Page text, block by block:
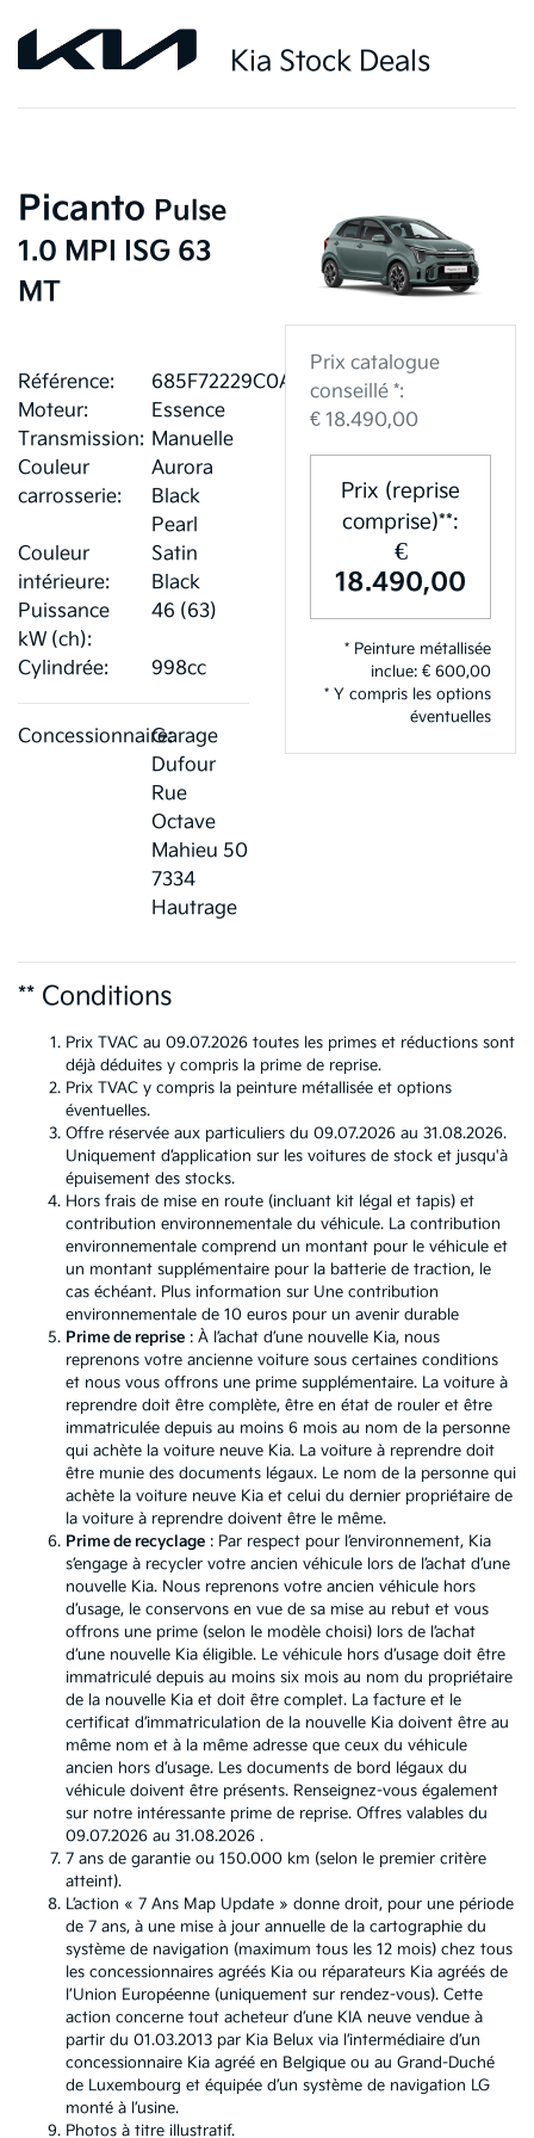
Kia Stock Deals
Picanto Pulse
1.0 MPI ISG 63
MT
Référence:
685F72229C0A6
Moteur:
Essence
Transmission: Manuelle
Couleur
carrosserie:
Aurora
Black
Pearl
Couleur
intérieure:
Satin
Black
Puissance
kW (ch):
46 (63)
Cylindrée: 998cc
Concessionnaire:Garage
Dufour
Rue
Octave
Mahieu 50
7334
Hautrage
Prix catalogue
conseillé *:
€ 18.490,00
Prix (reprise
comprise)**:
€
18.490,00
* Peinture métallisée
inclue: € 600,00
* Y compris les options
éventuelles
** Conditions
Prix TVAC au 09.07.2026 toutes les primes et réductions sont
déjà déduites y compris la prime de reprise.
Prix TVAC y compris la peinture métallisée et options
éventuelles.
Offre réservée aux particuliers du 09.07.2026 au 31.08.2026.
Uniquement d’application sur les voitures de stock et jusqu'à
épuisement des stocks.
Hors frais de mise en route (incluant kit légal et tapis) et
contribution environnementale du véhicule. La contribution
environnementale comprend un montant pour le véhicule et
un montant supplémentaire pour la batterie de traction, le
cas échéant. Plus information sur Une contribution
environnementale de 10 euros pour un avenir durable
Prime de reprise : À l’achat d’une nouvelle Kia, nous
reprenons votre ancienne voiture sous certaines conditions
et nous vous offrons une prime supplémentaire. La voiture à
reprendre doit être complète, être en état de rouler et être
immatriculée depuis au moins 6 mois au nom de la personne
qui achète la voiture neuve Kia. La voiture à reprendre doit
être munie des documents légaux. Le nom de la personne qui
achète la voiture neuve Kia et celui du dernier propriétaire de
la voiture à reprendre doivent être le même.
Prime de recyclage : Par respect pour l’environnement, Kia
s’engage à recycler votre ancien véhicule lors de l’achat d’une
nouvelle Kia. Nous reprenons votre ancien véhicule hors
d’usage, le conservons en vue de sa mise au rebut et vous
offrons une prime (selon le modèle choisi) lors de l’achat
d’une nouvelle Kia éligible. Le véhicule hors d’usage doit être
immatriculé depuis au moins six mois au nom du propriétaire
de la nouvelle Kia et doit être complet. La facture et le
certificat d’immatriculation de la nouvelle Kia doivent être au
même nom et à la même adresse que ceux du véhicule
ancien hors d’usage. Les documents de bord légaux du
véhicule doivent être présents. Renseignez-vous également
sur notre intéressante prime de reprise. Offres valables du
09.07.2026 au 31.08.2026 .
7 ans de garantie ou 150.000 km (selon le premier critère
atteint).
L’action « 7 Ans Map Update » donne droit, pour une période
de 7 ans, à une mise à jour annuelle de la cartographie du
système de navigation (maximum tous les 12 mois) chez tous
les concessionnaires agréés Kia ou réparateurs Kia agréés de
l’Union Européenne (uniquement sur rendez-vous). Cette
action concerne tout acheteur d’une KIA neuve vendue à
partir du 01.03.2013 par Kia Belux via l’intermédiaire d’un
concessionnaire Kia agréé en Belgique ou au Grand-Duché
de Luxembourg et équipée d’un système de navigation LG
monté à l’usine.
Photos à titre illustratif.